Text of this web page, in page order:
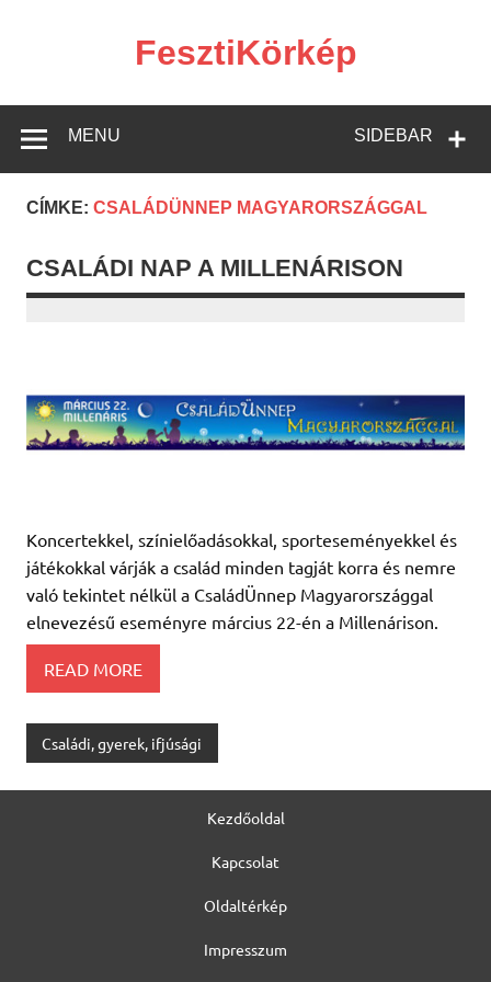
FesztiKörkép
SIDEBAR
MENU
CÍMKE: CSALÁDÜNNEP MAGYARORSZÁGGAL
CSALÁDI NAP A MILLENÁRISON
Koncertekkel, színielőadásokkal, sporteseményekkel és
játékokkal várják a család minden tagját korra és nemre
való tekintet nélkül a CsaládÜnnep Magyarországgal
elnevezésű eseményre március 22-én a Millenárison.
READ MORE
Családi, gyerek, ifjúsági
Kezdőoldal
Kapcsolat
Oldaltérkép
Impresszum